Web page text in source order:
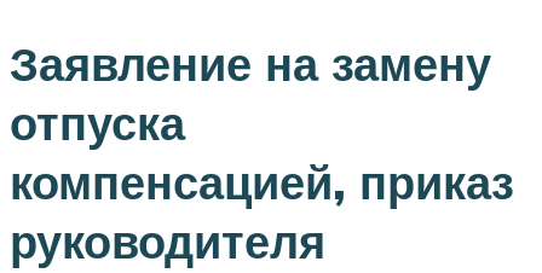
Заявление на замену
отпуска
компенсацией, приказ
руководителя